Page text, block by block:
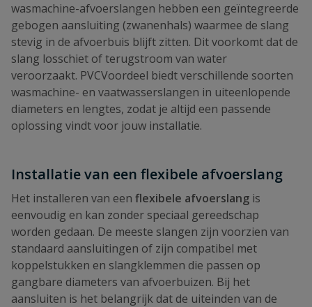
wasmachine-afvoerslangen hebben een geïntegreerde
gebogen aansluiting (zwanenhals) waarmee de slang
stevig in de afvoerbuis blijft zitten. Dit voorkomt dat de
slang losschiet of terugstroom van water
veroorzaakt. PVCVoordeel biedt verschillende soorten
wasmachine- en vaatwasserslangen in uiteenlopende
diameters en lengtes, zodat je altijd een passende
oplossing vindt voor jouw installatie.
Installatie van een flexibele afvoerslang
Het installeren van een flexibele afvoerslang is
eenvoudig en kan zonder speciaal gereedschap
worden gedaan. De meeste slangen zijn voorzien van
standaard aansluitingen of zijn compatibel met
koppelstukken en slangklemmen die passen op
gangbare diameters van afvoerbuizen. Bij het
aansluiten is het belangrijk dat de uiteinden van de